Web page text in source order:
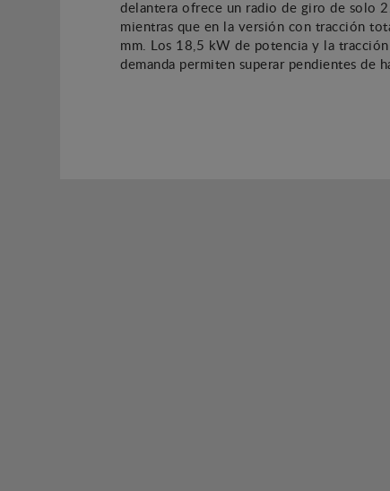
delantera ofrece un radio de giro de solo
mientras que en la versión con tracción
mm. Los 18,5 kW de potencia y la
demanda permiten superar pendientes de